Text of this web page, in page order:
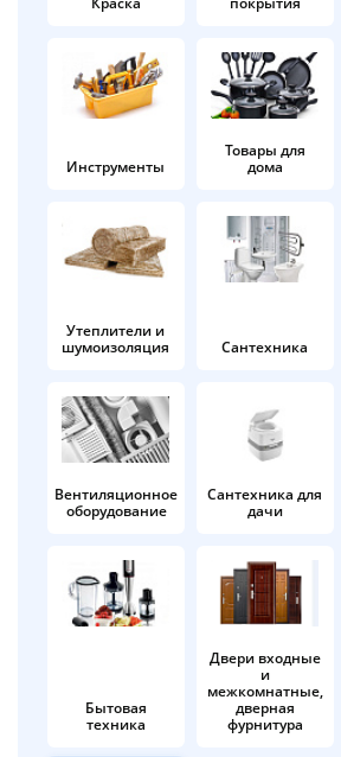
Инструменты
Товары для
дома
Утеплители и
шумоизоляция
Сантехника
Вентиляционное
оборудование
Сантехника для
дачи
Бытовая
техника
Двери входные
и
межкомнатные,
дверная
фурнитура
в корзину
Оплачивайте сегодня только
25% картой любого банка
Получайте товар
выбранный способом
Оставшиеся
% будут
по25%каждые 2 недели
Подробнее
об оплате Плайтом
Остались вопросы?
8 800 302-02-51
plait.ru